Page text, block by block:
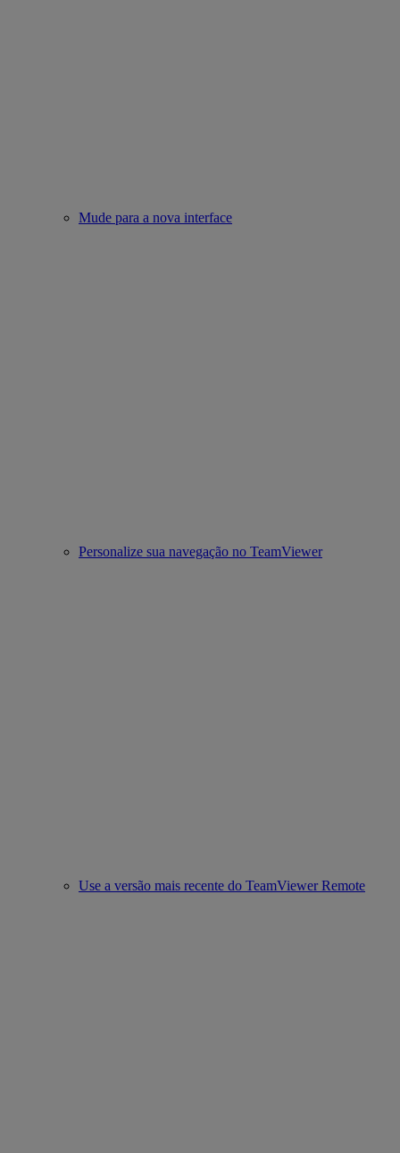
Mude para a nova interface
Personalize sua navegação no TeamViewer
Use a versão mais recente do TeamViewer Remote